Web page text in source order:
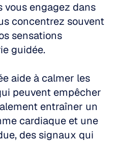
vous engagez dans
concentrez souvent
sensations
guidée.
aide à calmer les
peuvent empêcher
entraîner un
cardiaque et une
des signaux qui